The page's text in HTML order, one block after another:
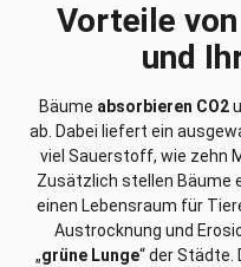
Vorteile
und
Bäume absorbieren CO2
ab. Dabei liefert ein
viel Sauerstoff, wie zehn
Zusätzlich stellen Bäume
einen Lebensraum für
Austrocknung und
„grüne Lunge“ der Städte.